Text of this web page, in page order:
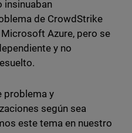
insinuaban
de CrowdStrike
Azure, pero se
y no
problema y
según sea
este tema en nuestro